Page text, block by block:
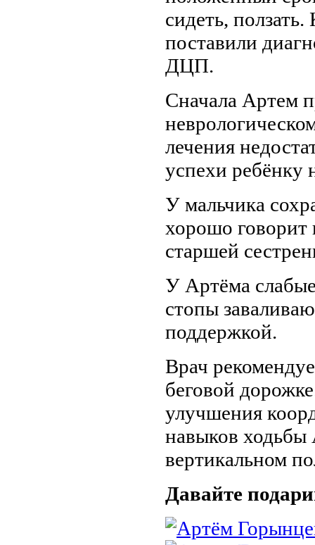
сидеть,
поставили
ДЦП.
Сначала Артем
лечения
успехи ребёнку
У мальчика
хорошо говорит
старшей
У Артёма
стопы
поддержкой.
Врач
беговой
улучшения
навыков ходьбы
вертикальном
Давайте